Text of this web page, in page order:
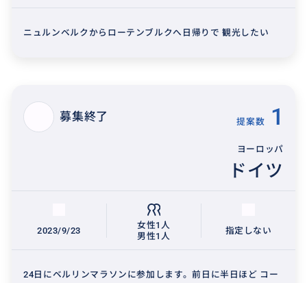
ニュルンベルクからローテンブルクへ日帰りで 観光したい
募集終了 提案数 1
ヨーロッパ
ドイツ
2023/9/23
女性1人
男性1人
指定しない
24日にベルリンマラソンに参加します。前日に半日ほど コー